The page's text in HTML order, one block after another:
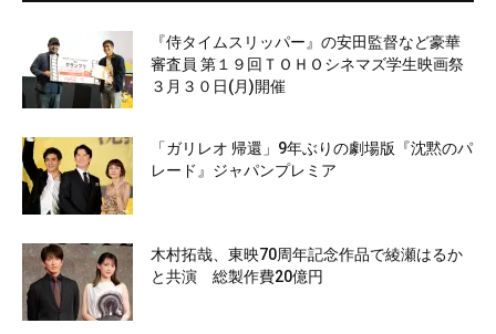
『侍タイムスリッパー』の安田監督など豪華
審査員 第１９回ＴＯＨＯシネマズ学生映画祭
３月３０日(月)開催
「ガリレオ 帰還」9年ぶりの劇場版『沈黙のパ
レード』ジャパンプレミア
木村拓哉、東映70周年記念作品で綾瀬はるか
と共演 総製作費20億円